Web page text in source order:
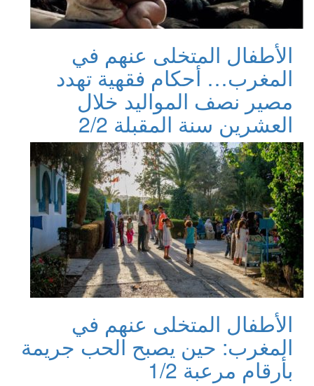
الأطفال المتخلى عنهم في
المغرب… أحكام فقهية تهدد
مصير نصف المواليد خلال
العشرين سنة المقبلة 2/2
الأطفال المتخلى عنهم في
المغرب: حين يصبح الحب جريمة
بأرقام مرعبة 1/2